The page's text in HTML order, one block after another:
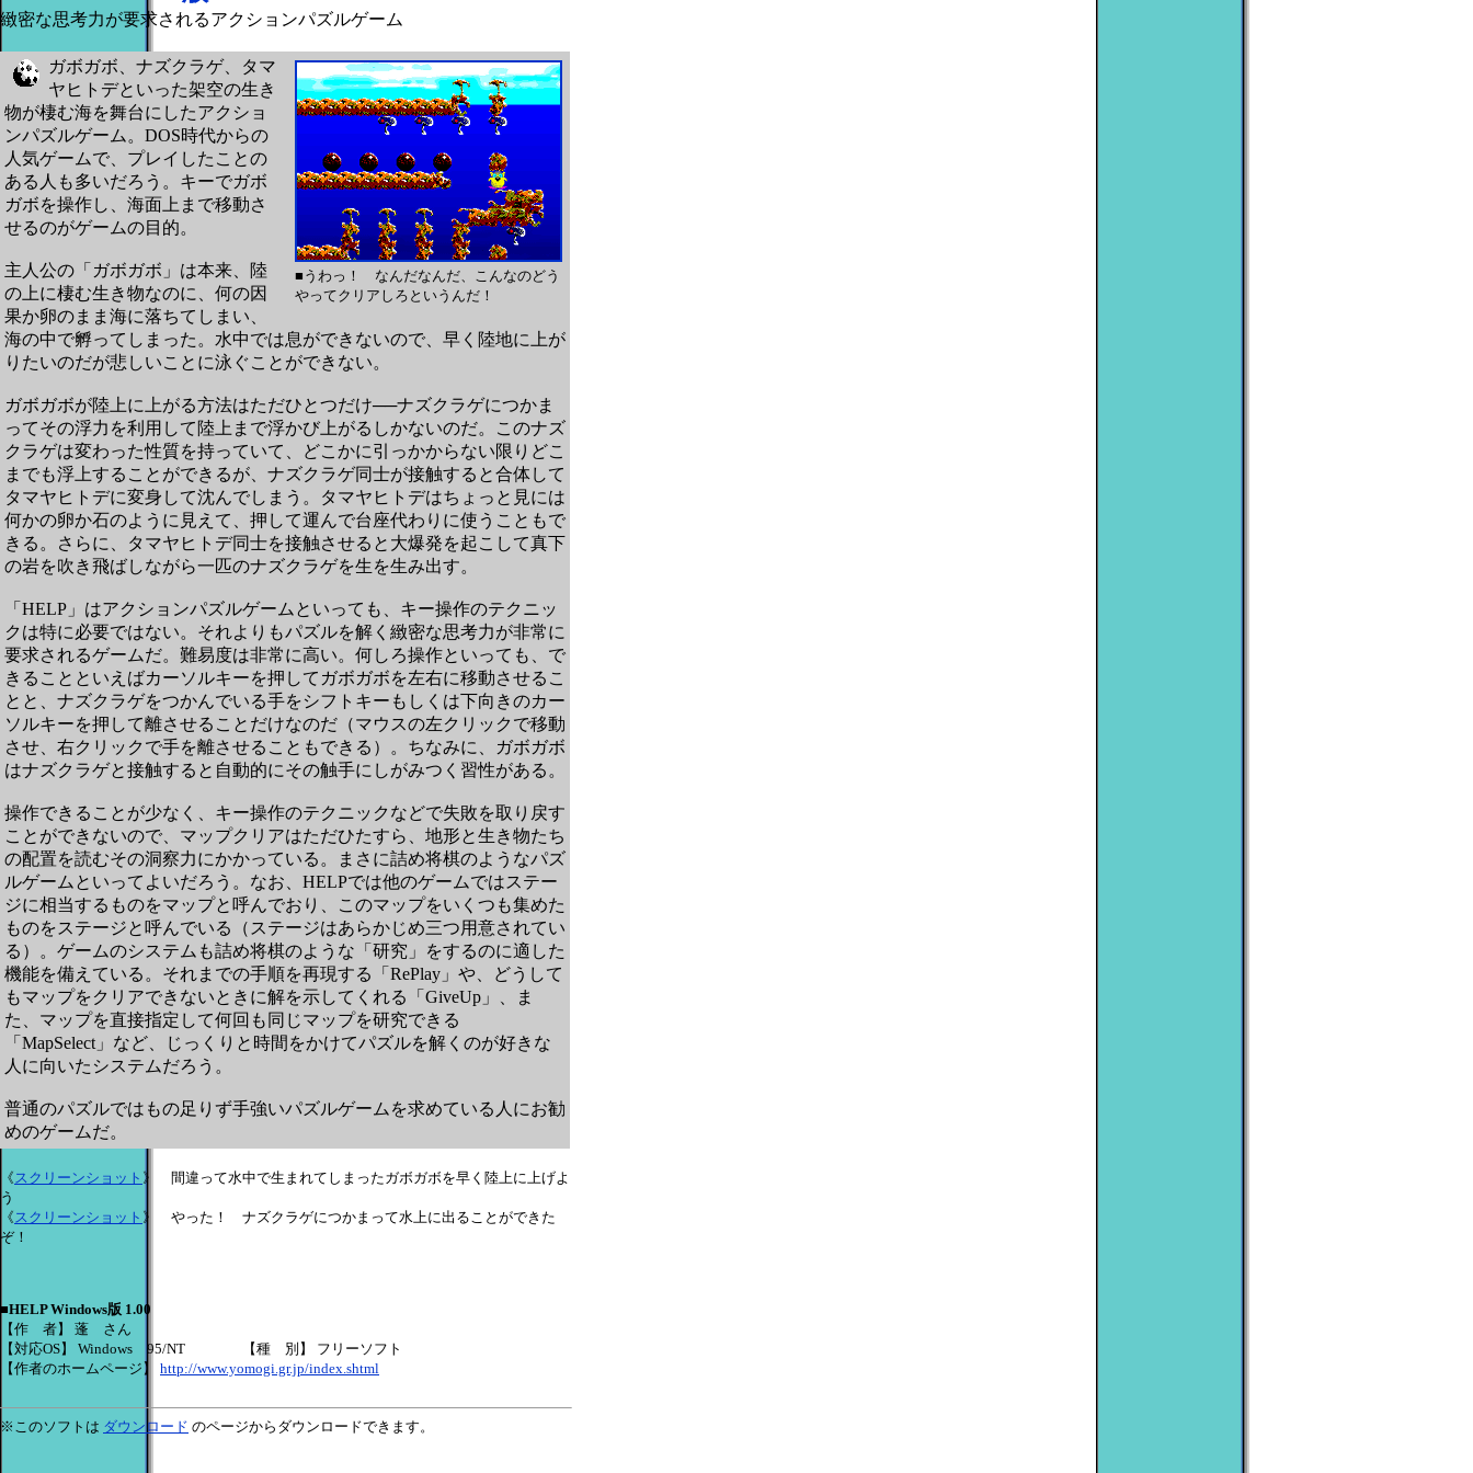
緻密な思考力が要求されるアクションパズルゲーム
■うわっ！ なんだなんだ、こんなのどう
やってクリアしろというんだ！
ガボガボ、ナズクラゲ、タマ
ヤヒトデといった架空の生き
物が棲む海を舞台にしたアクショ
ンパズルゲーム。DOS時代からの
人気ゲームで、プレイしたことの
ある人も多いだろう。キーでガボ
ガボを操作し、海面上まで移動さ
せるのがゲームの目的。
主人公の「ガボガボ」は本来、陸
の上に棲む生き物なのに、何の因
果か卵のまま海に落ちてしまい、
海の中で孵ってしまった。水中では息ができないので、早く陸地に上が
りたいのだが悲しいことに泳ぐことができない。
ガボガボが陸上に上がる方法はただひとつだけ──ナズクラゲにつかま
ってその浮力を利用して陸上まで浮かび上がるしかないのだ。このナズ
クラゲは変わった性質を持っていて、どこかに引っかからない限りどこ
までも浮上することができるが、ナズクラゲ同士が接触すると合体して
タマヤヒトデに変身して沈んでしまう。タマヤヒトデはちょっと見には
何かの卵か石のように見えて、押して運んで台座代わりに使うこともで
きる。さらに、タマヤヒトデ同士を接触させると大爆発を起こして真下
の岩を吹き飛ばしながら一匹のナズクラゲを生を生み出す。
「HELP」はアクションパズルゲームといっても、キー操作のテクニッ
クは特に必要ではない。それよりもパズルを解く緻密な思考力が非常に
要求されるゲームだ。難易度は非常に高い。何しろ操作といっても、で
きることといえばカーソルキーを押してガボガボを左右に移動させるこ
とと、ナズクラゲをつかんでいる手をシフトキーもしくは下向きのカー
ソルキーを押して離させることだけなのだ（マウスの左クリックで移動
させ、右クリックで手を離させることもできる）。ちなみに、ガボガボ
はナズクラゲと接触すると自動的にその触手にしがみつく習性がある。
操作できることが少なく、キー操作のテクニックなどで失敗を取り戻す
ことができないので、マップクリアはただひたすら、地形と生き物たち
の配置を読むその洞察力にかかっている。まさに詰め将棋のようなパズ
ルゲームといってよいだろう。なお、HELPでは他のゲームではステー
ジに相当するものをマップと呼んでおり、このマップをいくつも集めた
ものをステージと呼んでいる（ステージはあらかじめ三つ用意されてい
る）。ゲームのシステムも詰め将棋のような「研究」をするのに適した
機能を備えている。それまでの手順を再現する「RePlay」や、どうして
もマップをクリアできないときに解を示してくれる「GiveUp」、ま
た、マップを直接指定して何回も同じマップを研究できる
「MapSelect」など、じっくりと時間をかけてパズルを解くのが好きな
人に向いたシステムだろう。
普通のパズルではもの足りず手強いパズルゲームを求めている人にお勧
めのゲームだ。
《スクリーンショット 》 間違って水中で生まれてしまったガボガボを早く陸上に上げよ
う
《スクリーンショット 》 やった！ ナズクラゲにつかまって水上に出ることができた
ぞ！
■HELP Windows版 1.00
【作 者】 蓬 さん
【対応OS】 Windows 95/NT 【種 別】 フリーソフト
【作者のホームページ】 http://www.yomogi.gr.jp/index.shtml
※このソフトは ダウンロード のページからダウンロードできます。